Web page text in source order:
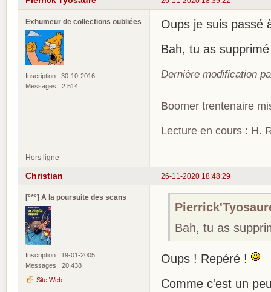
Exhumeur de collections oubliées
Inscription : 30-10-2016
Messages : 2 514
Oups je suis passé
Bah, tu as
Dernière modification
Boomer trentenaire
Lecture en cours : H.
Hors ligne
26-11-2020 18:48:29
Christian
[°*°] A la poursuite des scans
Inscription : 19-01-2005
Messages : 20 438
Site Web
Bah, tu as
Oups ! Repéré !
Comme c'est un